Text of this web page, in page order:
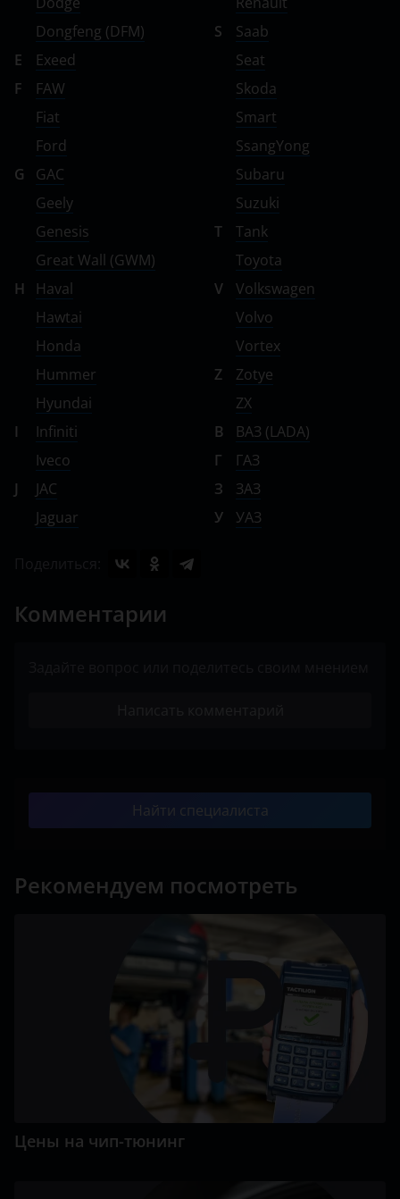
Dongfeng (DFM)
E
Exeed
F
FAW
Fiat
Ford
G
GAC
Geely
Genesis
Great Wall (GWM)
H
Haval
Hawtai
Honda
Hummer
Hyundai
I
Infiniti
Iveco
J
JAC
Jaguar
S
Saab
Seat
Skoda
Smart
SsangYong
Subaru
Suzuki
T
Tank
Toyota
V
Volkswagen
Volvo
Vortex
Z
Zotye
ZX
В
ВАЗ (LADA)
Г
ГАЗ
З
ЗАЗ
У
УАЗ
Комментарии
Найти специалиста
Рекомендуем посмотреть
Цены на чип-тюнинг